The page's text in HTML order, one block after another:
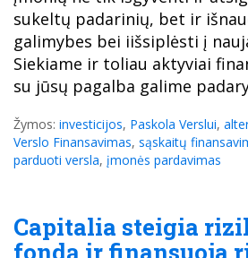
sukeltų padarinių, bet ir
galimybes bei iišsiplėsti į
Siekiame ir toliau aktyviai
su jūsų pagalba galime
Žymos: investicijos, Paskola Verslui,
Verslo Finansavimas, sąskaitų
parduoti versla, įmonės pardavimas
Capitalia steigia
fondą ir finansuoja